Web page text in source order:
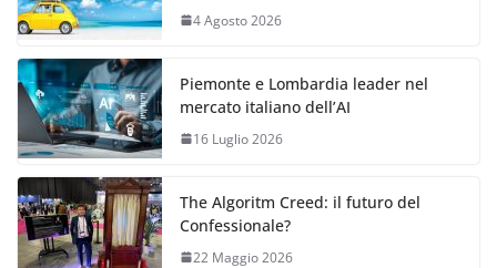
4 Agosto 2026
Piemonte e Lombardia leader nel
mercato italiano dell’AI
16 Luglio 2026
The Algoritm Creed: il futuro del
Confessionale?
22 Maggio 2026